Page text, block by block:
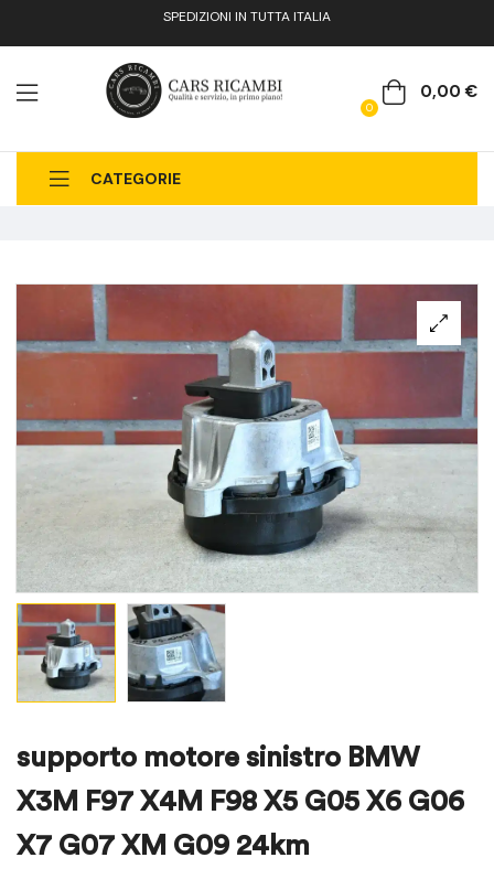
SPEDIZIONI IN TUTTA ITALIA
0
0,00€
CATEGORIE
supporto motore sinistro BMW
X3M F97 X4M F98 X5 G05 X6 G06
X7 G07 XM G09 24km